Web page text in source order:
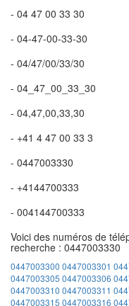
- 04 47 00 33 30
- 04-47-00-33-30
- 04/47/00/33/30
- 04_47_00_33_30
- 04,47,00,33,30
- +41 4 47 00 33 3
- 0447003330
- +4144700333
- 004144700333
Voici des numéros de
recherche : 0447003330
0447003300 0447003301
0447003305 0447003306
0447003310 0447003311
0447003315 0447003316